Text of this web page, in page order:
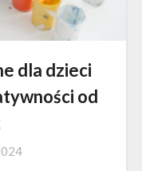
dla dzieci
od